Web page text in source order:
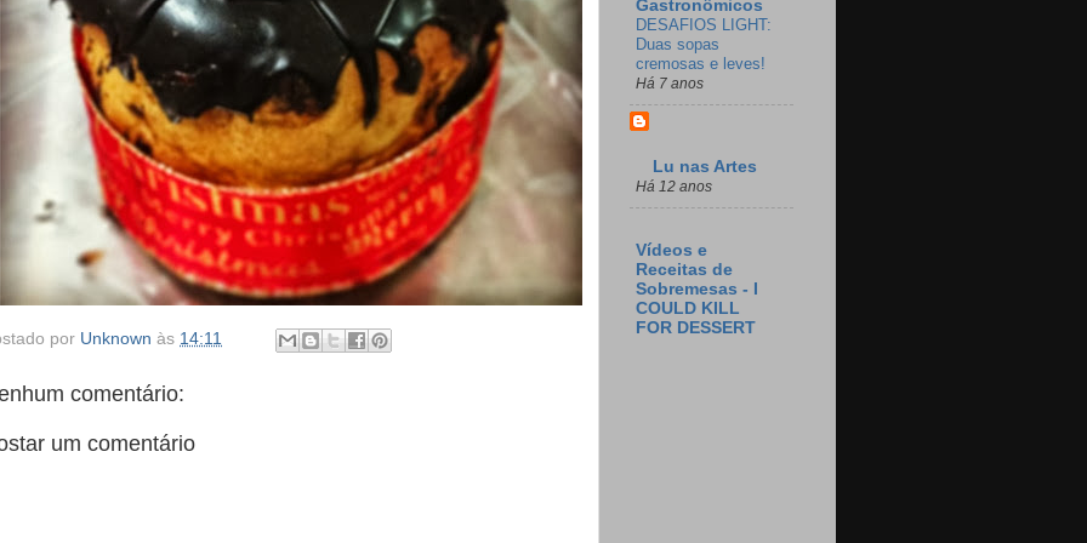
por Unknown às 14:11
comentário:
um comentário
Gastronômicos
DESAFIOS LIGHT:
Duas sopas
cremosas e leves!
Há 7 anos
Lu nas Artes
Há 12 anos
Vídeos e
Receitas de
Sobremesas - I
COULD KILL
FOR DESSERT